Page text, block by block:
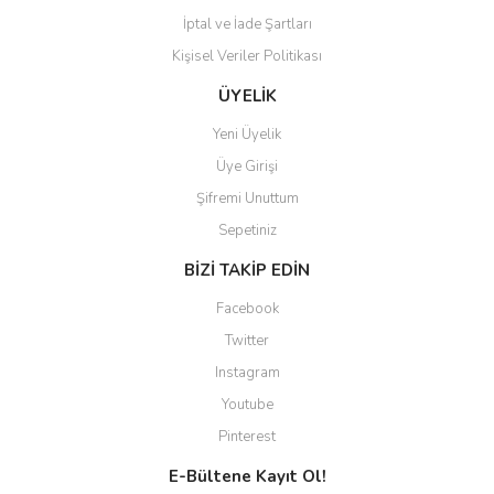
İptal ve İade Şartları
Kişisel Veriler Politikası
ÜYELİK
Yeni Üyelik
Üye Girişi
Şifremi Unuttum
Sepetiniz
BİZİ TAKİP EDİN
Facebook
Twitter
Instagram
Youtube
Pinterest
E-Bültene Kayıt Ol!